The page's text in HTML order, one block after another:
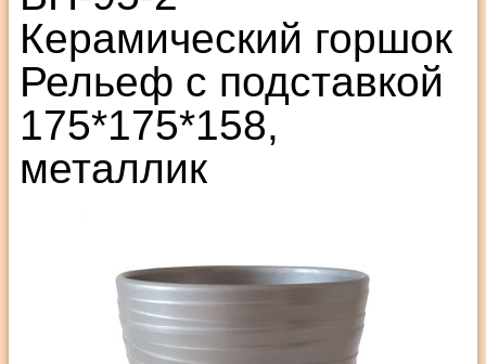
Керамический горшок
Рельеф с подставкой
175*175*158,
металлик